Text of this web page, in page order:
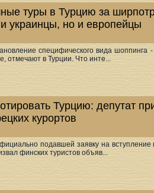
туры в Турцию за
украинцы, но и европейцы
специфического вида
отмечают в Турции. Что инте...
Турцию: депутат
курортов
подавшей заявку на вступление
финских туристов объяв...